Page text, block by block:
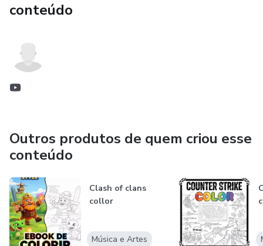
conteúdo
Outros produtos de quem criou esse
conteúdo
Clash of clans
collor
Música e Artes